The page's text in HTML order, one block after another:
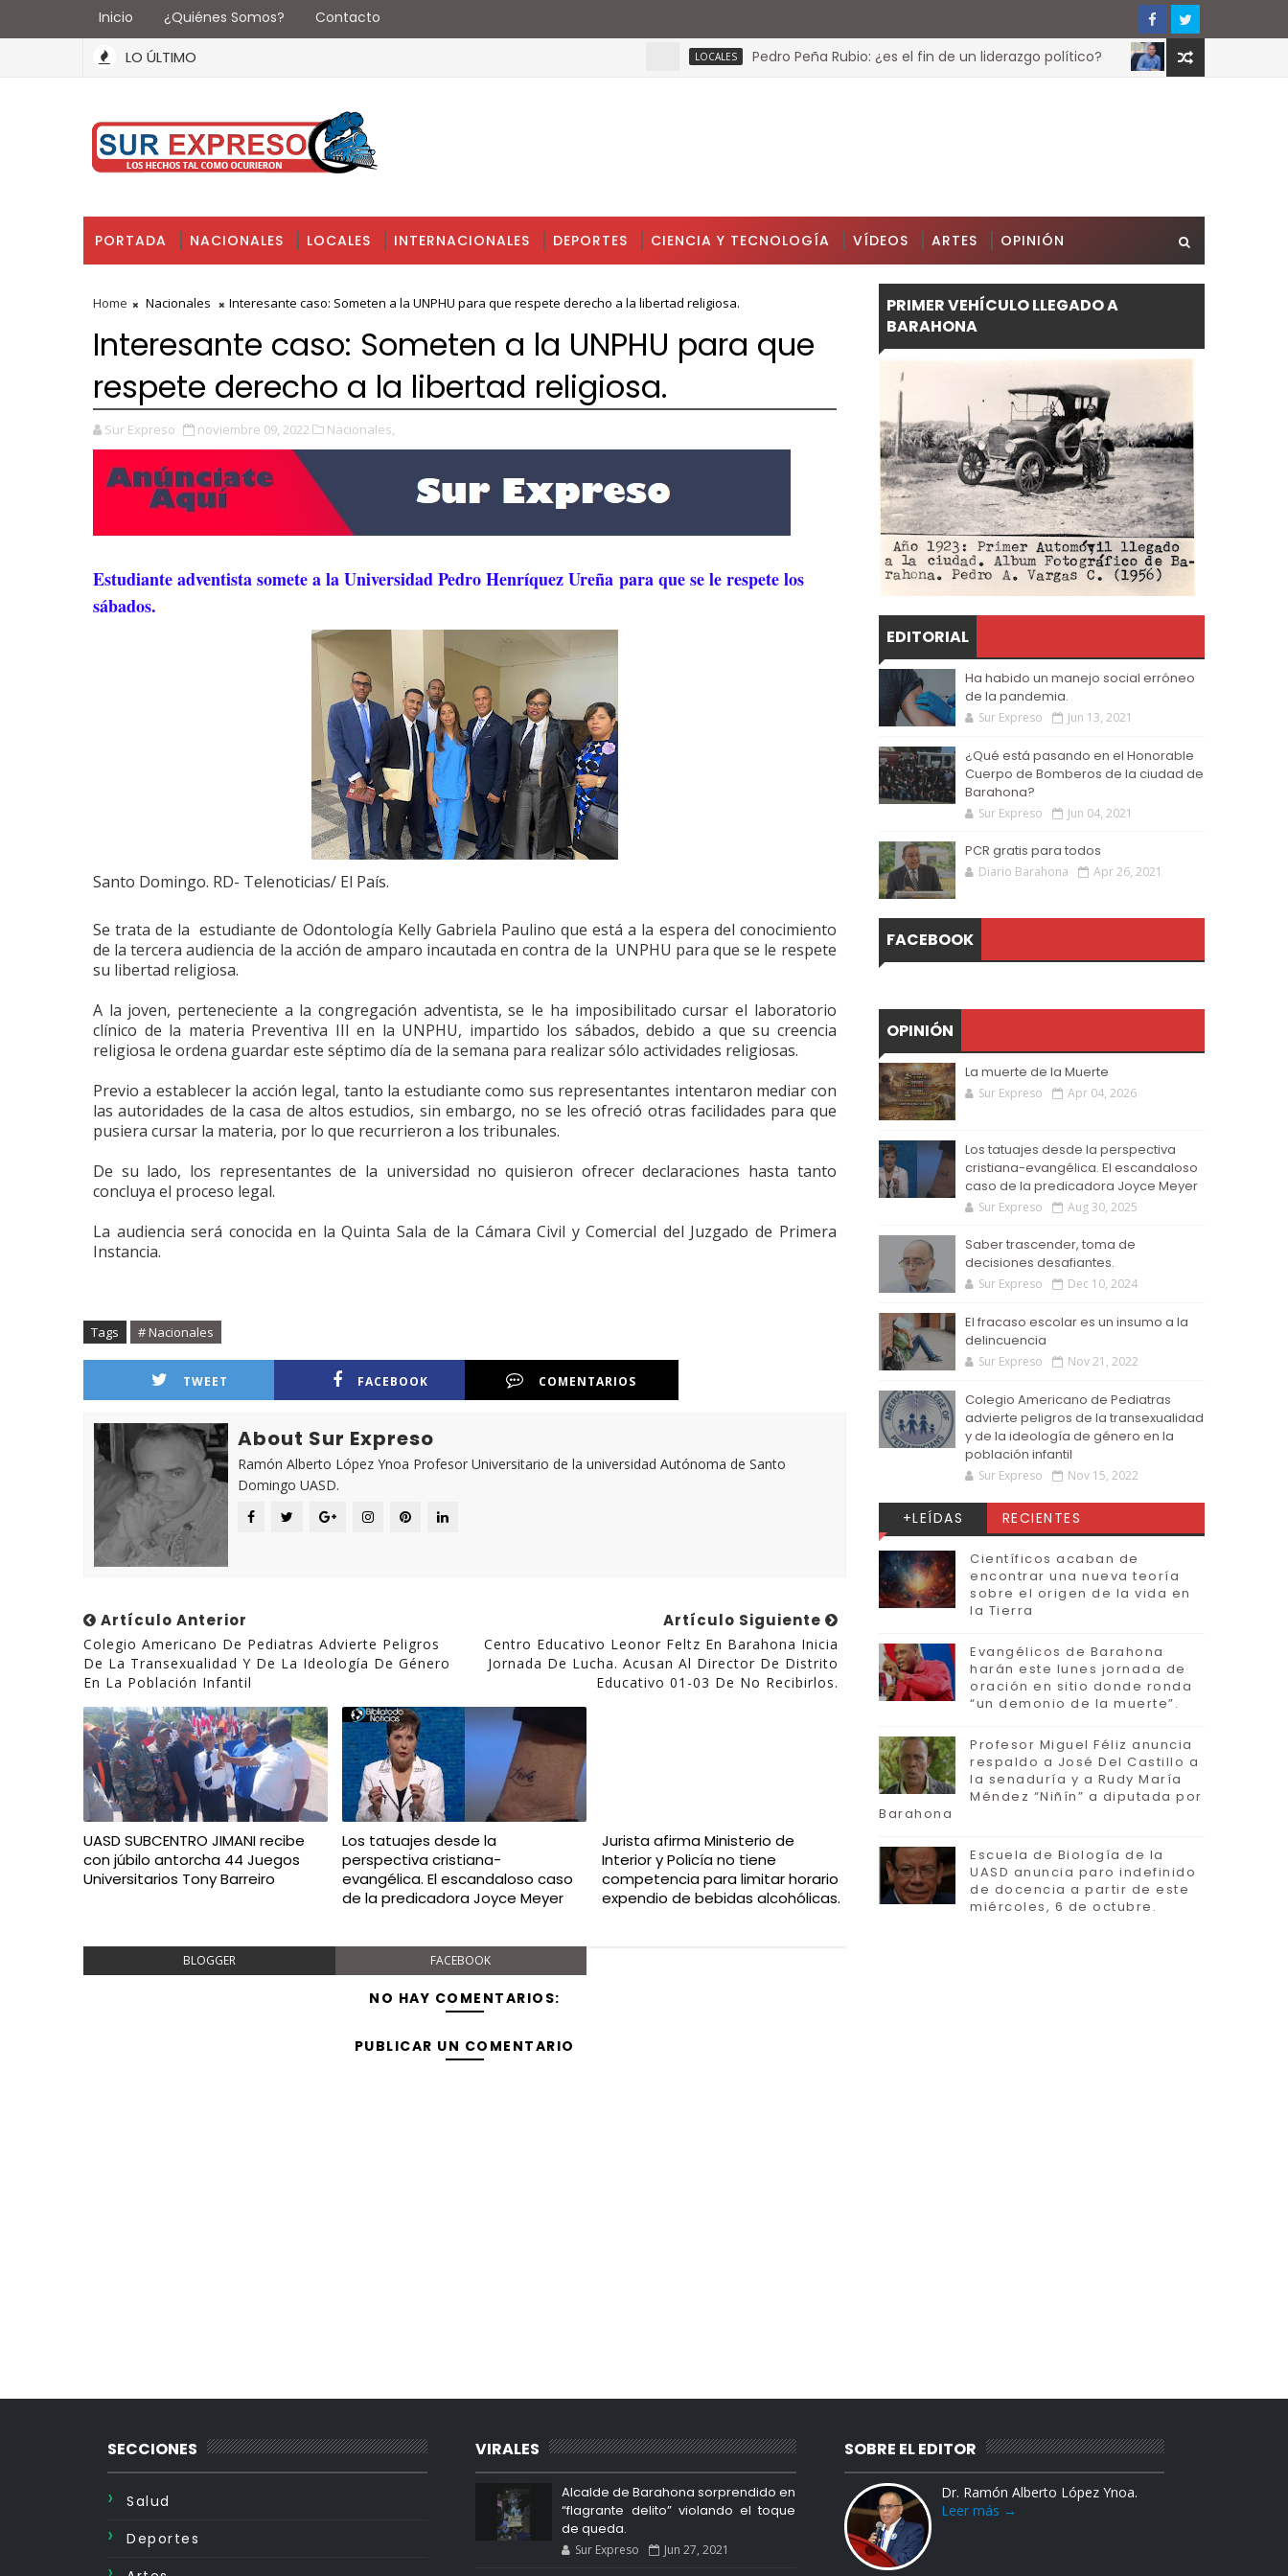
Inicio ¿Quiénes Somos? Contacto
LO ÚLTIMO LOCALES Pedro Peña Rubio: ¿es el fin de un liderazgo político? LOCALES
PORTADA NACIONALES LOCALES INTERNACIONALES DEPORTES CIENCIA Y TECNOLOGÍA VÍDEOS ARTES OPINIÓN
Home Nacionales Interesante caso: Someten a la UNPHU para que respete derecho a la libertad religiosa.
Interesante caso: Someten a la UNPHU para que
respete derecho a la libertad religiosa.
Sur Expreso noviembre 09, 2022 Nacionales,
Estudiante adventista somete a la Universidad Pedro Henríquez Ureña para que se le respete los
sábados.
Santo Domingo. RD- Telenoticias/ El País.
Se trata de la estudiante de Odontología Kelly Gabriela Paulino que está a la espera del conocimiento
de la tercera audiencia de la acción de amparo incautada en contra de la UNPHU para que se le respete
su libertad religiosa.
A la joven, perteneciente a la congregación adventista, se le ha imposibilitado cursar el laboratorio
clínico de la materia Preventiva III en la UNPHU, impartido los sábados, debido a que su creencia
religiosa le ordena guardar este séptimo día de la semana para realizar sólo actividades religiosas.
Previo a establecer la acción legal, tanto la estudiante como sus representantes intentaron mediar con
las autoridades de la casa de altos estudios, sin embargo, no se les ofreció otras facilidades para que
pusiera cursar la materia, por lo que recurrieron a los tribunales.
De su lado, los representantes de la universidad no quisieron ofrecer declaraciones hasta tanto
concluya el proceso legal.
La audiencia será conocida en la Quinta Sala de la Cámara Civil y Comercial del Juzgado de Primera
Instancia.
Tags # Nacionales
TWEET FACEBOOK COMENTARIOS
About Sur Expreso
Ramón Alberto López Ynoa Profesor Universitario de la universidad Autónoma de Santo
Domingo UASD.
Artículo Anterior
Colegio Americano De Pediatras Advierte Peligros
De La Transexualidad Y De La Ideología De Género
En La Población Infantil
Artículo Siguiente
Centro Educativo Leonor Feltz En Barahona Inicia
Jornada De Lucha. Acusan Al Director De Distrito
Educativo 01-03 De No Recibirlos.
UASD SUBCENTRO JIMANI recibe
con júbilo antorcha 44 Juegos
Universitarios Tony Barreiro
Los tatuajes desde la
perspectiva cristiana-
evangélica. El escandaloso caso
de la predicadora Joyce Meyer
Jurista afirma Ministerio de
Interior y Policía no tiene
competencia para limitar horario
expendio de bebidas alcohólicas.
BLOGGER FACEBOOK
NO HAY COMENTARIOS:
PUBLICAR UN COMENTARIO
PRIMER VEHÍCULO LLEGADO A
BARAHONA
EDITORIAL
Ha habido un manejo social erróneo
de la pandemia.
Sur Expreso Jun 13, 2021
¿Qué está pasando en el Honorable
Cuerpo de Bomberos de la ciudad de
Barahona?
Sur Expreso Jun 04, 2021
PCR gratis para todos
Diario Barahona Apr 26, 2021
FACEBOOK
OPINIÓN
La muerte de la Muerte
Sur Expreso Apr 04, 2026
Los tatuajes desde la perspectiva
cristiana-evangélica. El escandaloso
caso de la predicadora Joyce Meyer
Sur Expreso Aug 30, 2025
Saber trascender, toma de
decisiones desafiantes.
Sur Expreso Dec 10, 2024
El fracaso escolar es un insumo a la
delincuencia
Sur Expreso Nov 21, 2022
Colegio Americano de Pediatras
advierte peligros de la transexualidad
y de la ideología de género en la
población infantil
Sur Expreso Nov 15, 2022
+LEÍDAS RECIENTES
Científicos acaban de
encontrar una nueva teoría
sobre el origen de la vida en
la Tierra
Evangélicos de Barahona
harán este lunes jornada de
oración en sitio donde ronda
“un demonio de la muerte”.
Profesor Miguel Féliz anuncia
respaldo a José Del Castillo a
la senaduría y a Rudy María
Méndez “Niñín” a diputada por
Barahona
Escuela de Biología de la
UASD anuncia paro indefinido
de docencia a partir de este
miércoles, 6 de octubre.
SECCIONES
Salud
Deportes
VIRALES
Alcalde de Barahona sorprendido en
“flagrante delito” violando el toque
de queda.
Sur Expreso Jun 27, 2021
SOBRE EL EDITOR
Dr. Ramón Alberto López Ynoa.
Leer más →